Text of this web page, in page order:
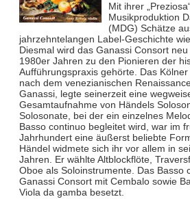
Mit ihrer
Musikproduktion
(MDG) Schätze
jahrzehntelangen Label-Geschichte
Diesmal wird das Ganassi Consort
1980er Jahren zu den Pionieren der
Aufführungspraxis gehörte. Das
nach dem venezianischen
Ganassi, legte seinerzeit eine
Gesamtaufnahme von Händels
Solosonate, bei der ein einzelnes
Basso continuo begleitet wird, war im
Jahrhundert eine äußerst beliebte
Händel widmete sich ihr vor allem in
Jahren. Er wählte Altblockflöte,
Oboe als Soloinstrumente. Das Basso
Ganassi Consort mit Cembalo sowie
Viola da gamba besetzt.